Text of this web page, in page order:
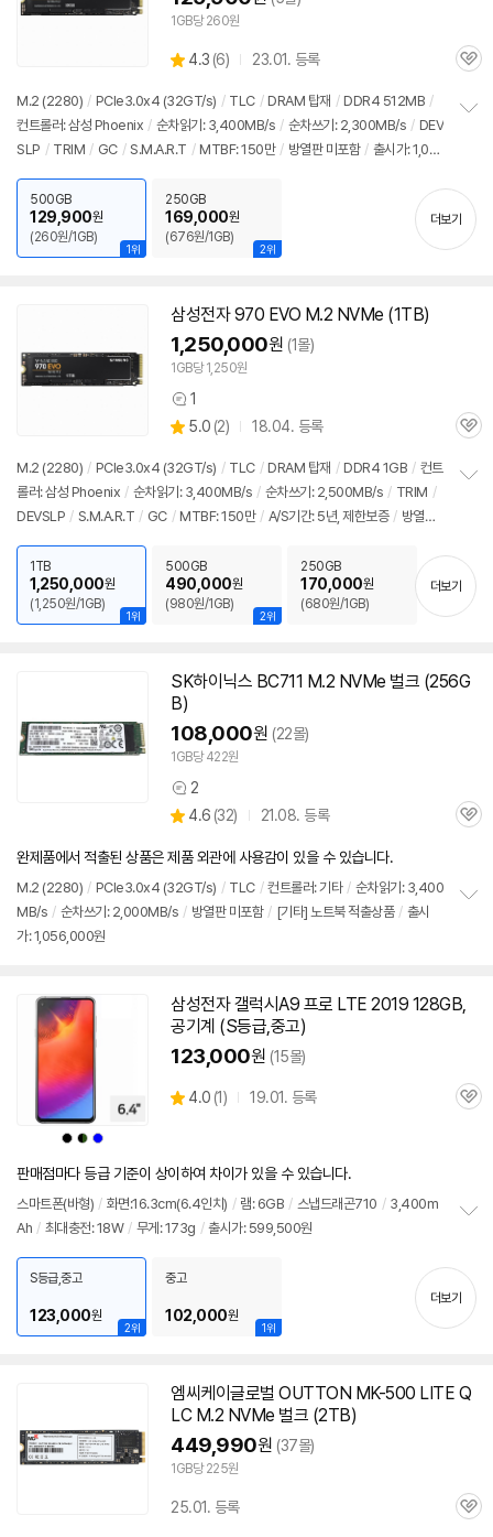
1GB당 260원
별
점
4.3 (상
리
뷰
6) 23.01. 등록
관
M.2 (2280) / PCIe3.0x4 (32GT/s) / TLC / DRAM 탑재 / DDR4 512MB /
컨트롤러: 삼성 Phoenix / 순차읽기: 3,400MB/s / 순차쓰기: 2,300MB/s / DEV
SLP / TRIM / GC / S.M.A.R.T / MTBF: 150만 / 방열판 미포함 / 출시가: 1,05
기
1위
500GB
129,900원
(260원/1GB)
2위
250GB
169,000원
(676원/1GB)
더보기
삼성전자 970 EVO M.2 NVMe (1TB)
1,250,000원 (1몰)
1GB당 1,250원
상
품
견
1
별
점
5.0 (상
리
뷰
2) 18.04. 등록
관
M.2 (2280) / PCIe3.0x4 (32GT/s) / TLC / DRAM 탑재 / DDR4 1GB / 컨트
롤러: 삼성 Phoenix / 순차읽기: 3,400MB/s / 순차쓰기: 2,500MB/s / TRIM /
DEVSLP / S.M.A.R.T / GC / MTBF: 150만 / A/S기간: 5년, 제한보증 / 방열판
00원
기
1위
1TB
1,250,000원
(1,250원/1GB)
2위
500GB
490,000원
(980원/1GB)
250GB
170,000원
(680원/1GB)
더보기
SK하이닉스 BC711 M.2 NVMe 벌크 (256G
B)
108,000원 (22몰)
1GB당 422원
상
품
견
2
별
점
4.6 (상
리
뷰
32) 21.08. 등록
관
완제품에서 적출된 상품은 제품 외관에 사용감이 있을 수 있습니다.
M.2 (2280) / PCIe3.0x4 (32GT/s) / TLC / 컨트롤러: 기타 / 순차읽기: 3,400
MB/s / 순차쓰기: 2,000MB/s / 방열판 미포함 / [기타] 노트북 적출상품 / 출시
가: 1,056,000원
상
품
상
상
품
상
상
품
상
상
품
상
삼성전자 갤럭시A9 프로 LTE 2019 128GB,
공기계 (S등급,중고)
123,000원 (15몰)
별
4.0 (상
뷰
1) 19.01. 등록
관
판매점마다 등급 기준이 상이하여 차이가 있을 수 있습니다.
스마트폰(바형) / 화면:16.3cm(6.4인치) / 램: 6GB / 스냅드래곤710 / 3,400m
Ah / 최대충전: 18W / 무게: 173g / 출시가: 599,500원
치
기
2위
S등급,중고
123,000원
1위
중고
102,000원
더보기
엠씨케이글로벌 OUTTON MK-500 LITE Q
LC M.2 NVMe 벌크 (2TB)
449,990원 (37몰)
1GB당 225원
25.01. 등록
관